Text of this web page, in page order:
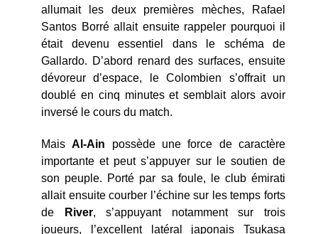
allumait les deux premières mèches, Rafael
Santos Borré allait ensuite rappeler pourquoi il
était devenu essentiel dans le schéma de
Gallardo. D’abord renard des surfaces, ensuite
dévoreur d’espace, le Colombien s’offrait un
doublé en cinq minutes et semblait alors avoir
inversé le cours du match.
MaisAl-Ain possède une force de caractère
importante et peut s’appuyer sur le soutien de
son peuple. Porté par sa foule, le club émirati
allait ensuite courber l’échine sur les temps forts
de
River, s’appuyant notamment sur trois
joueurs, l’excellent latéral japonais Tsukasa